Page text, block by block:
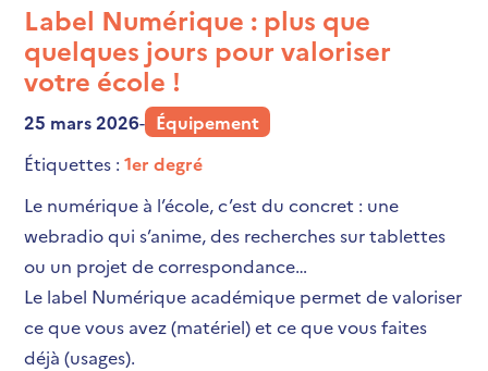
Label Numérique : plus que
quelques jours pour valoriser
votre école !
25 mars 2026- Équipement
Étiquettes :1er degré
Le numérique à l’école, c’est du concret : une
webradio qui s’anime, des recherches sur tablettes
ou un projet de correspondance…
Le label Numérique académique permet de valoriser
ce que vous avez (matériel) et ce que vous faites
déjà (usages).